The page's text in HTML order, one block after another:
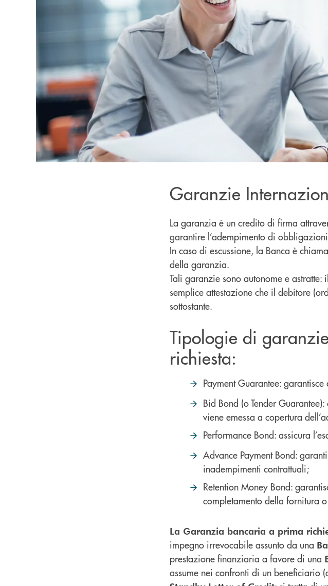
Garanzie
La garanzia è un credito di firma
garantire l’adempimento di
In caso di escussione, la Banca è
della garanzia.
Tali garanzie sono autonome e
semplice attestazione che il debitore
sottostante.
Tipologie di
richiesta:
Payment Guarantee:
Bid Bond (o Tender
viene emessa a copertura
Performance Bond: assicura
Advance Payment Bond:
inadempimenti contrattuali;
Retention Money Bond:
completamento della fornitura
La Garanzia bancaria a prima
impegno irrevocabile assunto da una
prestazione finanziaria a favore di una
assume nei confronti di un beneficiario